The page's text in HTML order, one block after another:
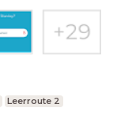
Leerroute 2